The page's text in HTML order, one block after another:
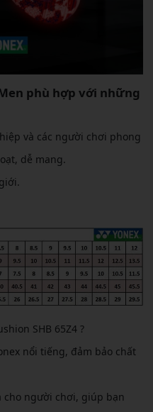
phù hợp với những
và các người chơi phong
dễ mang.
SHB 65Z4 ?
nổi tiếng, đảm bảo chất
người chơi, giúp bạn